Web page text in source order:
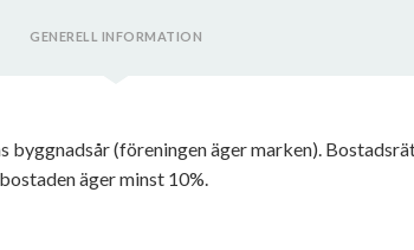
GENERELL INFORMATION
byggnadsår (föreningen äger marken).
äger minst 10%.